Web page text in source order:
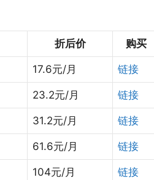
折后价 购买
17.6元/月 链接
23.2元/月 链接
31.2元/月 链接
61.6元/月 链接
104元/月 链接